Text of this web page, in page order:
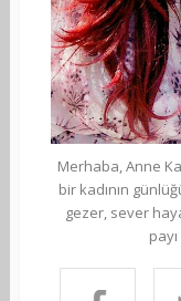
Merhaba, Anne
bir kadının
gezer, sever